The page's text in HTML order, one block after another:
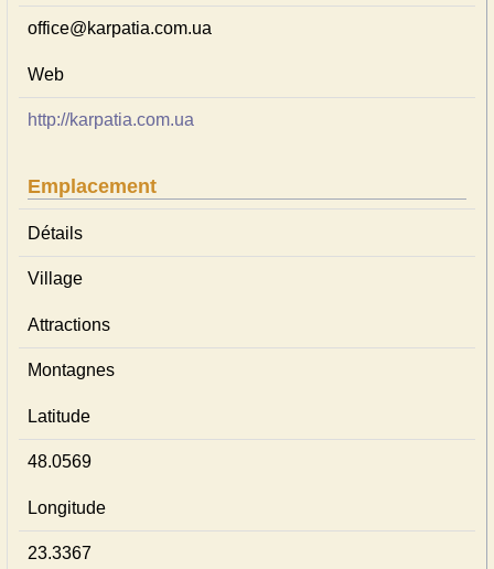
office@karpatia.com.ua
Web
http://karpatia.com.ua
Emplacement
Détails
Village
Attractions
Montagnes
Latitude
48.0569
Longitude
23.3367